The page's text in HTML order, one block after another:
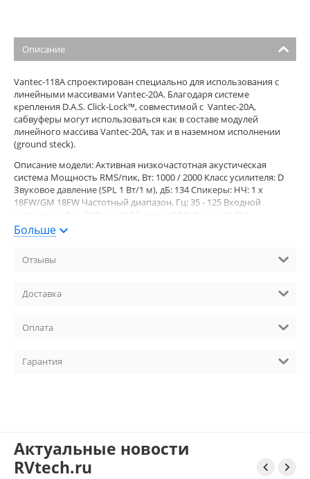
Описание
Vantec-118A спроектирован специально для использования с
линейными массивами Vantec-20A. Благодаря системе
крепления D.A.S. Click-Lock™, совместимой с Vantec-20A,
сабвуферы могут использоваться как в составе модулей
линейного массива Vantec-20A, так и в наземном исполнении
(ground steck).
Описание модели: Активная низкочастотная акустическая
система Мощность RMS/пик, Вт: 1000 / 2000 Класс усилителя: D
Звуковое давление (SPL 1 Вт/1 м), дБ: 134 Спикеры: НЧ: 1 x
18FW/GM 18FW Частотный диапазон, Гц: 35 - 125 Входной
импеданс, кОм: 20 Вход: XLRF, powerCON Выход: XLRM,
powerCON Материал корпуса: Березовая фанера Отделка
корпуса: ISO-Flex Цвет корпуса: Черный Размер (ШхВхГ), мм: 613;
Испания Наличие: в наличии
Больше
Отзывы
Доставка
Оплата
Гарантия
Актуальные новости
RVtech.ru
 